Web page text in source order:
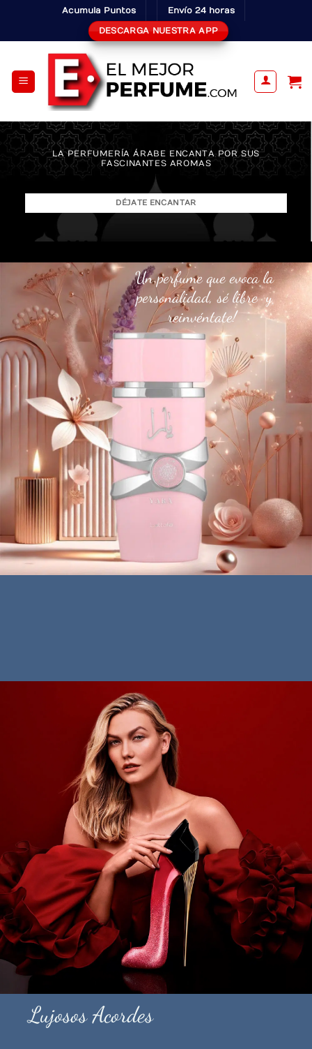
content
Acumula Puntos Envío 24 horas
DESCARGA NUESTRA APP
LA PERFUMERÍA ÁRABE ENCANTA POR SUS
FASCINANTES AROMAS
DÉJATE ENCANTAR
Un perfume que evoca la
personalidad, sé libre y
reinvéntate!
Lujosos Acordes